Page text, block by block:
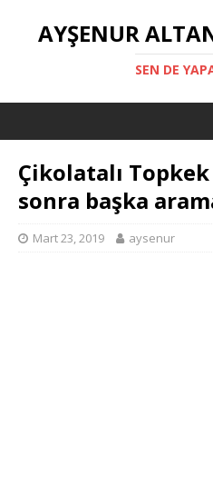
AYŞENUR
SEN DE
Çikolatalı
sonra başka
Mart 23, 2019 aysenur